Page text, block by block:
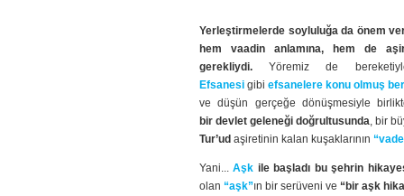
Yerleştirmelerde soyluluğa da önem
hem vaadin anlamına, hem de
gerekliydi.Yöremiz de
Efsanesi gibi efsanelere konu olmuş
ve düşün gerçeğe dönüşmesiyle
bir devlet geleneği doğrultusunda, bir
Tur’ud aşiretinin kalan kuşaklarının
Yani...Aşk ile başladı bu şehrin
olan “aşk”ın bir serüveni ve “bir aşk